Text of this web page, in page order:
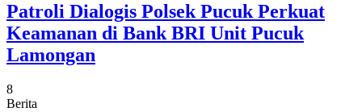
Patroli Dialogis Polsek Pucuk Perkuat
Keamanan di Bank BRI Unit Pucuk
Lamongan
8
Berita